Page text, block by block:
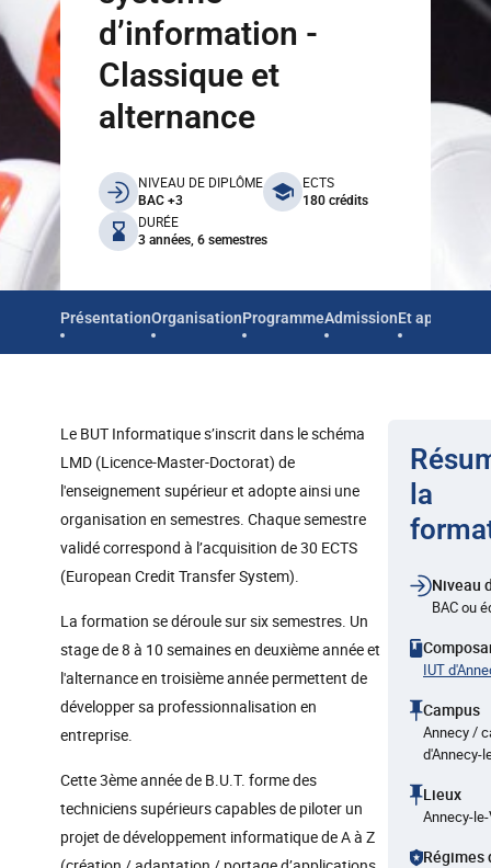
d’information -
Classique et
alternance
benefits
NIVEAU DE DIPLÔME
BAC +3
ECTS
180 crédits
DURÉE
3 années, 6 semestres
PrésentationOrganisationProgrammeAdmissionEt après
Le BUT Informatique s’inscrit dans le schéma
LMD (Licence-Master-Doctorat) de
l'enseignement supérieur et adopte ainsi une
organisation en semestres. Chaque semestre
validé correspond à l’acquisition de 30 ECTS
(European Credit Transfer System).
La formation se déroule sur six semestres. Un
stage de 8 à 10 semaines en deuxième année et
l'alternance en troisième année permettent de
développer sa professionnalisation en
entreprise.
Cette 3ème année de B.U.T. forme des
techniciens supérieurs capables de piloter un
projet de développement informatique de A à Z
la
Niveau
BAC ou
IUT
Campus
Annecy /
d'Annecy-
Lieux
Annecy-
Régimes